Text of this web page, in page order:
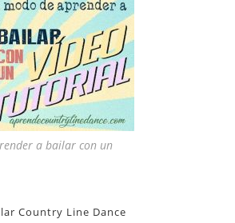
a bailar con un
Country Line Dance